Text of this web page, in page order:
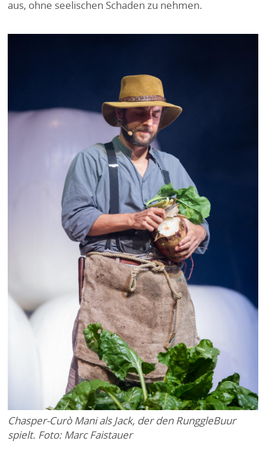
aus, ohne seelischen Schaden zu nehmen.
Chasper-Curò Mani als Jack, der den RunggleBuur
spielt. Foto: Marc Faistauer